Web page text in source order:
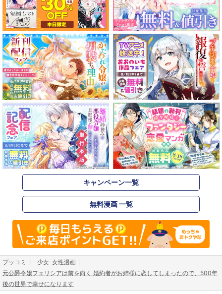
キャンペーン一覧
無料漫画 一覧
ブッコミ
少女･女性漫画
元公爵令嬢フェリシアは前を向く 婚約者がお姉様に恋してしまったので、500年
後の世界で幸せになります